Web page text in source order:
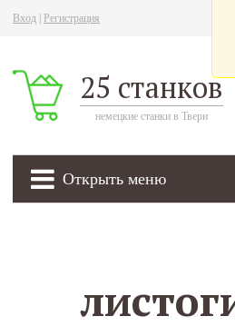
Вход Регистрация
25 станков
немецкие станки в Твери
Открыть меню